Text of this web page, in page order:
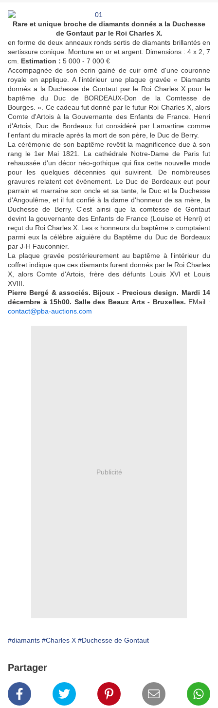
Rare et unique broche de diamants donnés a la Duchesse
de Gontaut par le Roi Charles X.
en forme de deux anneaux ronds sertis de diamants brillantés en
sertissure conique. Monture en or et argent. Dimensions : 4 x 2, 7
cm. Estimation : 5 000 - 7 000 €
Accompagnée de son écrin gainé de cuir orné d'une couronne
royale en applique. A l'intérieur une plaque gravée « Diamants
donnés a la Duchesse de Gontaut par le Roi Charles X pour le
baptême du Duc de BORDEAUX-Don de la Comtesse de
Bourges. ». Ce cadeau fut donné par le futur Roi Charles X, alors
Comte d'Artois à la Gouvernante des Enfants de France. Henri
d'Artois, Duc de Bordeaux fut considéré par Lamartine comme
l'enfant du miracle après la mort de son père, le Duc de Berry.
La cérémonie de son baptême revêtit la magnificence due à son
rang le 1er Mai 1821. La cathédrale Notre-Dame de Paris fut
rehaussée d'un décor néo-gothique qui fixa cette nouvelle mode
pour les quelques décennies qui suivirent. De nombreuses
gravures relatent cet évènement. Le Duc de Bordeaux eut pour
parrain et marraine son oncle et sa tante, le Duc et la Duchesse
d'Angoulême, et il fut confié à la dame d'honneur de sa mère, la
Duchesse de Berry. C'est ainsi que la comtesse de Gontaut
devint la gouvernante des Enfants de France (Louise et Henri) et
reçut du Roi Charles X. Les « honneurs du baptême » comptaient
parmi eux la célèbre aiguière du Baptême du Duc de Bordeaux
par J-H Fauconnier.
La plaque gravée postérieurement au baptême à l'intérieur du
coffret indique que ces diamants furent donnés par le Roi Charles
X, alors Comte d'Artois, frère des défunts Louis XVI et Louis
XVIII.
Pierre Bergé & associés. Bijoux - Precious design. Mardi 14
décembre à 15h00. Salle des Beaux Arts - Bruxelles. EMail :
contact@pba-auctions.com
Publicité
#diamants #Charles X #Duchesse de Gontaut
Partager